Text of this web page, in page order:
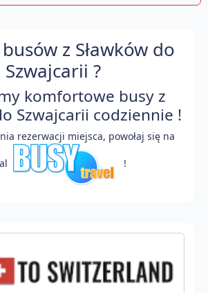
z Sławków do
Szwajcarii ?
komfortowe busy z
Szwajcarii codziennie !
rezerwacji miejsca, powołaj się na
!